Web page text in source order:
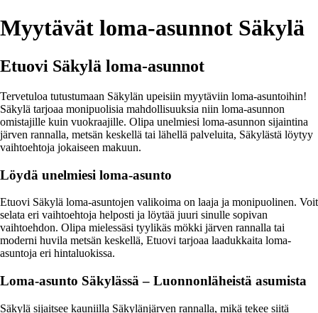
Myytävät loma-asunnot Säkylä
Etuovi Säkylä loma-asunnot
Tervetuloa tutustumaan Säkylän upeisiin myytäviin loma-asuntoihin!
Säkylä tarjoaa monipuolisia mahdollisuuksia niin loma-asunnon
omistajille kuin vuokraajille. Olipa unelmiesi loma-asunnon sijaintina
järven rannalla, metsän keskellä tai lähellä palveluita, Säkylästä löytyy
vaihtoehtoja jokaiseen makuun.
Löydä unelmiesi loma-asunto
Etuovi Säkylä loma-asuntojen valikoima on laaja ja monipuolinen. Voit
selata eri vaihtoehtoja helposti ja löytää juuri sinulle sopivan
vaihtoehdon. Olipa mielessäsi tyylikäs mökki järven rannalla tai
moderni huvila metsän keskellä, Etuovi tarjoaa laadukkaita loma-
asuntoja eri hintaluokissa.
Loma-asunto Säkylässä – Luonnonläheistä asumista
Säkylä sijaitsee kauniilla Säkylänjärven rannalla, mikä tekee siitä